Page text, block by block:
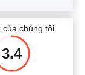
của chúng tôi
3.4